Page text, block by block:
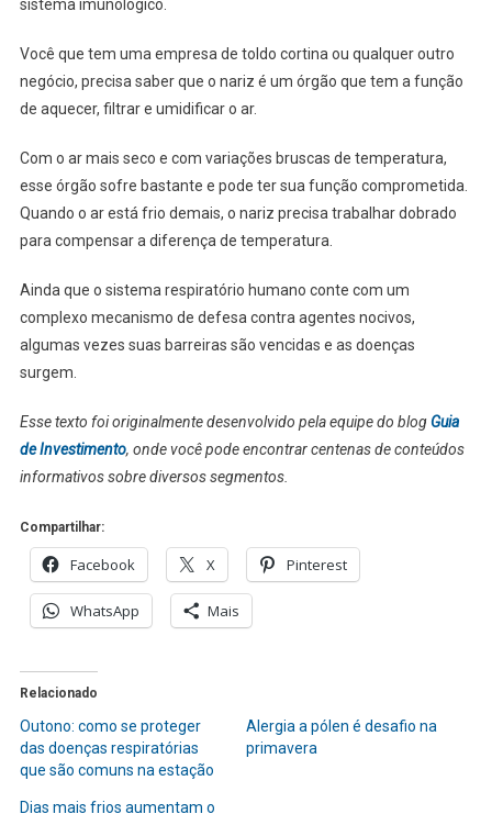
sistema imunológico.
Você que tem uma empresa de toldo cortina ou qualquer outro
negócio, precisa saber que o nariz é um órgão que tem a função
de aquecer, filtrar e umidificar o ar.
Com o ar mais seco e com variações bruscas de temperatura,
esse órgão sofre bastante e pode ter sua função comprometida.
Quando o ar está frio demais, o nariz precisa trabalhar dobrado
para compensar a diferença de temperatura.
Ainda que o sistema respiratório humano conte com um
complexo mecanismo de defesa contra agentes nocivos,
algumas vezes suas barreiras são vencidas e as doenças
surgem.
Esse texto foi originalmente desenvolvido pela equipe do blog Guia
de Investimento, onde você pode encontrar centenas de conteúdos
informativos sobre diversos segmentos.
Compartilhar:
Facebook X Pinterest
WhatsApp Mais
Relacionado
Outono: como se proteger
das doenças respiratórias
que são comuns na estação
Alergia a pólen é desafio na
primavera
Dias mais frios aumentam o